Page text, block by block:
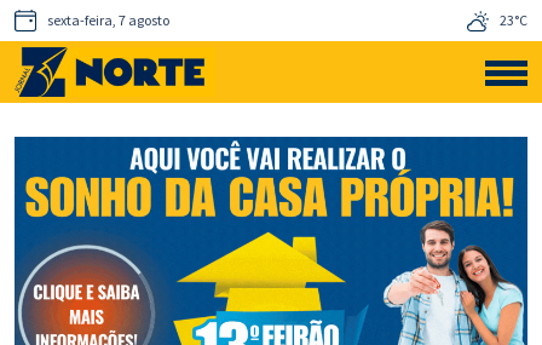
sexta-feira, 7 agosto 23°C